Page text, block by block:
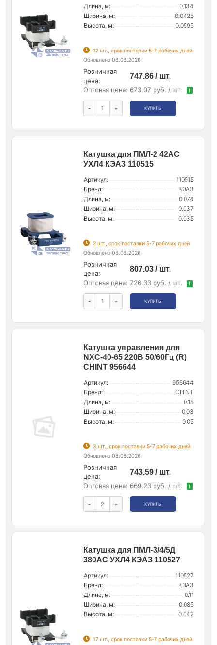
Длина, м:
0.134
Ширина, м:
0.0425
Высота, м:
0.0595
12 шт., срок поставки 5-7 рабочих дней
Обновлено 08.08.2026
Розничная
цена:
747.86 / шт.
Оптовая цена: 673.07 руб. / шт. !
- + КУПИТЬ
Катушка для ПМЛ-2 42AC
УХЛ4 КЭАЗ 110515
Артикул:
110515
Бренд:
КЭАЗ
Длина, м:
0.074
Ширина, м:
0.037
Высота, м:
0.035
2 шт., срок поставки 5-7 рабочих дней
Обновлено 08.08.2026
Розничная
цена:
807.03 / шт.
Оптовая цена: 726.33 руб. / шт. !
- + КУПИТЬ
Катушка управления для
NXC-40-65 220В 50/60Гц (R)
CHINT 956644
Артикул:
956644
Бренд:
CHINT
Длина, м:
0.15
Ширина, м:
0.03
Высота, м:
0.05
3 шт., срок поставки 5-7 рабочих дней
Обновлено 08.08.2026
Розничная
цена:
743.59 / шт.
Оптовая цена: 669.23 руб. / шт. !
- + КУПИТЬ
Катушка для ПМЛ-3/4/5Д
380AC УХЛ4 КЭАЗ 110527
Артикул:
110527
Бренд:
КЭАЗ
Длина, м:
0.11
Ширина, м:
0.085
Высота, м:
0.042
17 шт., срок поставки 5-7 рабочих дней